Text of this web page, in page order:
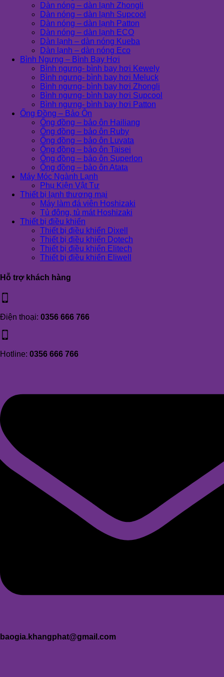
Dàn nóng – dàn lạnh Zhongli
Dàn nóng – dàn lạnh Supcool
Dàn nóng – dàn lạnh Patton
Dàn nóng – dàn lạnh ECO
Dàn lạnh – dàn nóng Kueba
Dàn lạnh – dàn nóng Eco
Bình Ngưng – Bình Bay Hơi
Bình ngưng- bình bay hơi Kewely
Bình ngưng- bình bay hơi Meluck
Bình ngưng- bình bay hơi Zhongli
Bình ngưng- bình bay hơi Supcool
Bình ngưng- bình bay hơi Patton
Ống Đồng – Bảo Ôn
Ống đồng – bảo ôn Hailiang
Ống đồng – bảo ôn Ruby
Ống đồng – bảo ôn Luvata
Ống đồng – bảo ôn Taisei
Ống đồng – bảo ôn Superlon
Ống đồng – bảo ôn Atata
Máy Móc Ngành Lạnh
Phụ Kiện Vật Tư
Thiết bị lạnh thương mại
Máy làm đá viên Hoshizaki
Tủ đông, tủ mát Hoshizaki
Thiết bị điều khiển
Thiết bị điều khiển Dixell
Thiết bị điều khiển Dotech
Thiết bị điều khiển Elitech
Thiết bị điều khiển Eliwell
Hỗ trợ khách hàng
Điện thoại: 0356 666 766
Hotline: 0356 666 766
baogia.khangphat@gmail.com